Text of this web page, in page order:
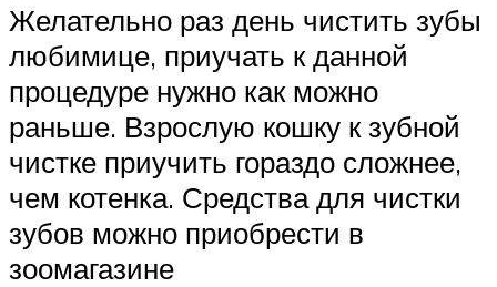
Желательно раз день чистить зубы
любимице, приучать к данной
процедуре нужно как можно
раньше. Взрослую кошку к зубной
чистке приучить гораздо сложнее,
чем котенка. Средства для чистки
зубов можно приобрести в
зоомагазине